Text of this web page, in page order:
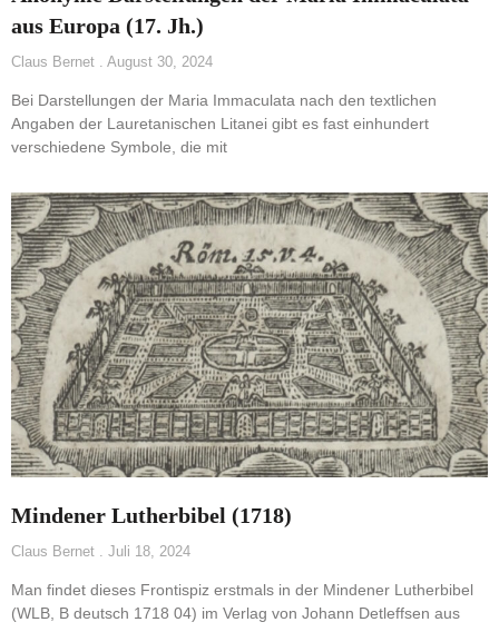
aus Europa (17. Jh.)
Claus Bernet August 30, 2024
Bei Darstellungen der Maria Immaculata nach den textlichen
Angaben der Lauretanischen Litanei gibt es fast einhundert
verschiedene Symbole, die mit
Mindener Lutherbibel (1718)
Claus Bernet Juli 18, 2024
Man findet dieses Frontispiz erstmals in der Mindener Lutherbibel
(WLB, B deutsch 1718 04) im Verlag von Johann Detleffsen aus